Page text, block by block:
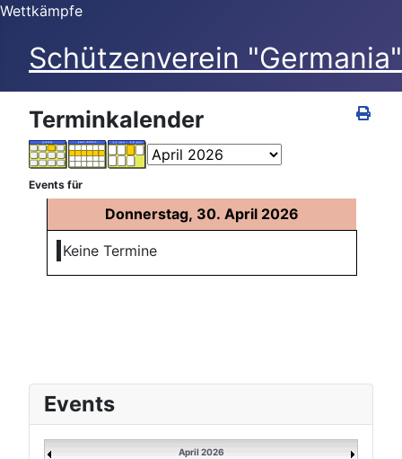
Wettkämpfe
Schützenverein
Events
April 2026
Terminkalender
Events für
Donnerstag, 30. April 2026
Keine Termine